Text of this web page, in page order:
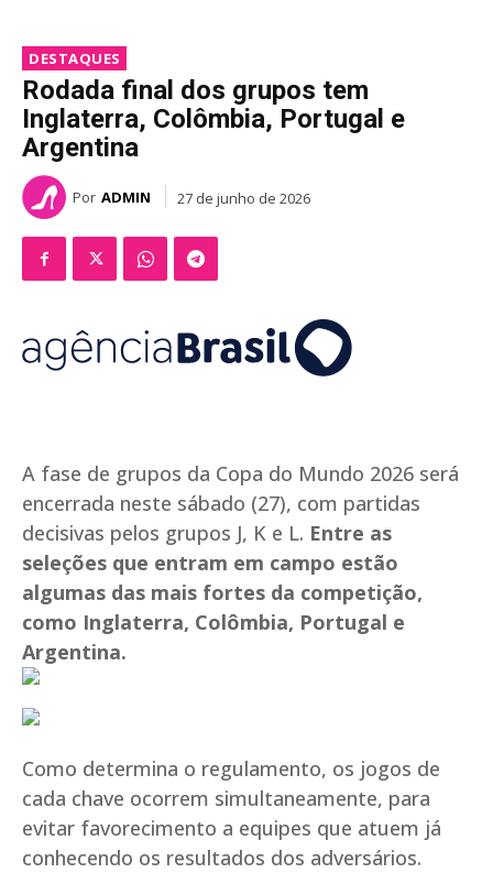
DESTAQUES
Rodada final dos grupos tem
Inglaterra, Colômbia, Portugal e
Argentina
Por ADMIN 27 de junho de 2026
A fase de grupos da Copa do Mundo 2026 será
encerrada neste sábado (27), com partidas
decisivas pelos grupos J, K e L. Entre as
seleções que entram em campo estão
algumas das mais fortes da competição,
como Inglaterra, Colômbia, Portugal e
Argentina.
Como determina o regulamento, os jogos de
cada chave ocorrem simultaneamente, para
evitar favorecimento a equipes que atuem já
conhecendo os resultados dos adversários.